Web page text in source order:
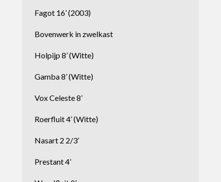
Fagot 16’ (2003)
Bovenwerk in zwelkast
Holpijp 8’ (Witte)
Gamba 8’ (Witte)
Vox Celeste 8’
Roerfluit 4’ (Witte)
Nasart 2 2/3’
Prestant 4’